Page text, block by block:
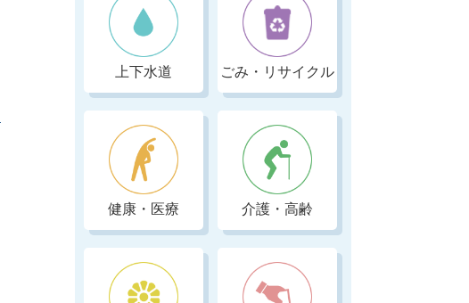
上下水道 ごみ・リサイクル
健康・医療 介護・高齢